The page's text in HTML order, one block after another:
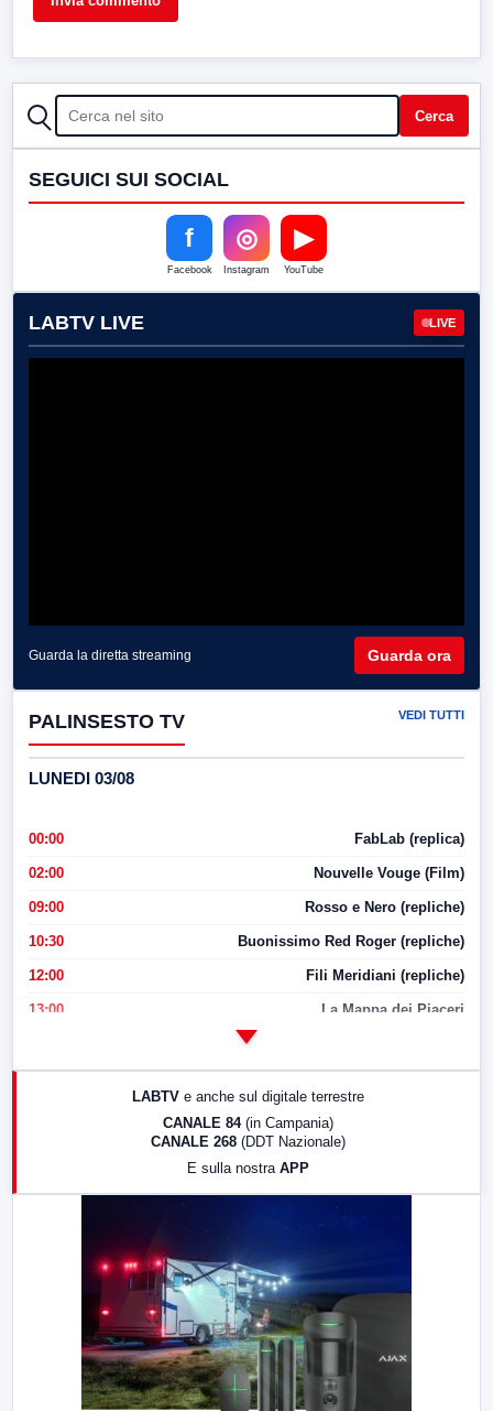
CERCA Cerca
SEGUICI SUI SOCIAL
f
Facebook
◎
Instagram
▶
YouTube
LABTV LIVE LIVE
Guarda la diretta streaming Guarda ora
PALINSESTO TV VEDI TUTTI
LUNEDI 03/08
00:00 FabLab (replica)
02:00 Nouvelle Vouge (Film)
09:00 Rosso e Nero (repliche)
10:30 Buonissimo Red Roger (repliche)
12:00 Fili Meridiani (repliche)
13:00 La Mappa dei Piaceri
LABTV e anche sul digitale terrestre
CANALE 84 (in Campania)
CANALE 268 (DDT Nazionale)
E sulla nostra APP